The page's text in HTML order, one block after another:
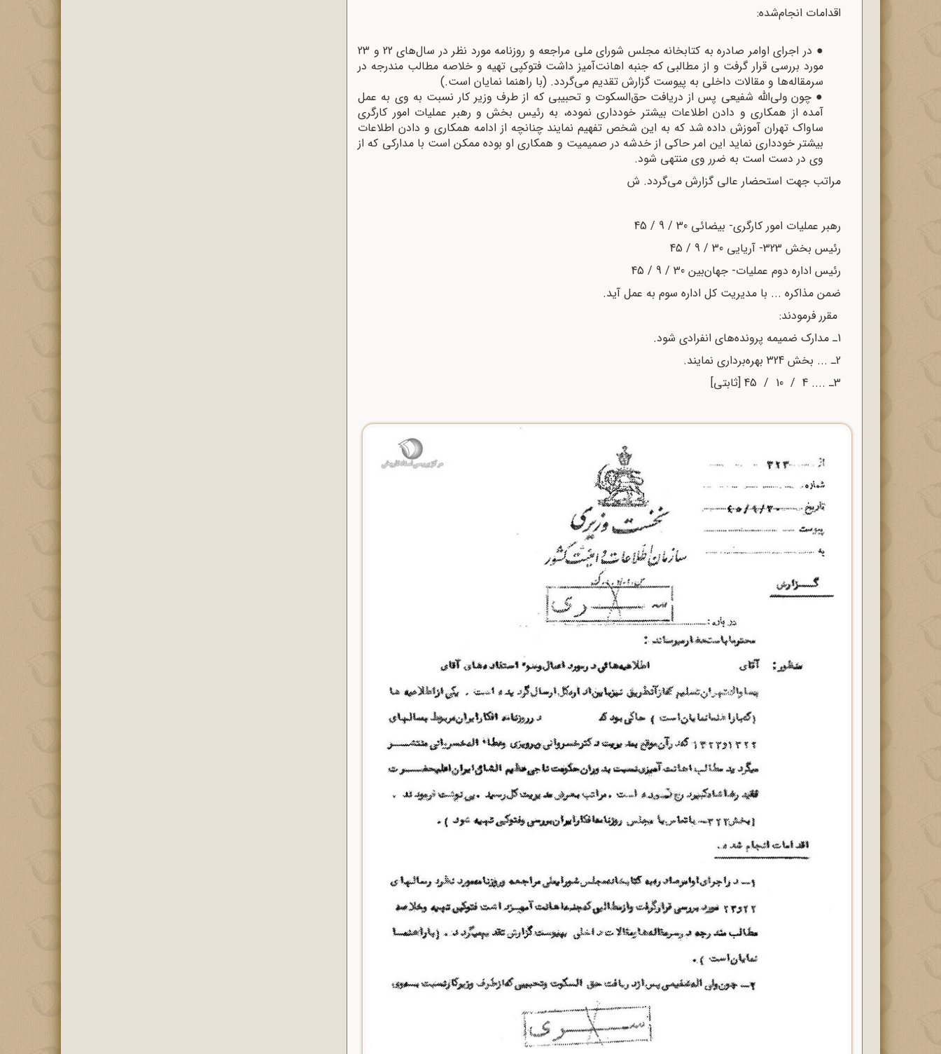
اقدامات انجام‌شده:
●
در اجرای اوامر صادره به کتابخانه مجلس شورای ملی مراجعه و روزنامه مورد نظر در سال‌های 22 و 23
مورد بررسی قرار گرفت و از مطالبی که جنبه اهانت‌آمیز داشت فتوکپی تهیه و خلاصه مطالب مندرجه در
سرمقاله‌ها و مقالات داخلی به پیوست گزارش تقدیم می‌گردد. (با راهنما نمایان است.)
●چون ولی‌الله شفیعی پس از دریافت حق‌السکوت و تحبیبی که از طرف وزیر کار نسبت به وی به عمل
آمده از همکاری و دادن اطلاعات بیشتر خودداری نموده، به رئیس بخش و رهبر عملیات امور کارگری
ساواک تهران آموزش داده شد که به این شخص تفهیم نمایند چنانچه از ادامه همکاری و دادن اطلاعات
بیشتر خودداری نماید این امر حاکی از خدشه در صمیمیت و همکاری او بوده ممکن است با مدارکی که از
وی در دست است به ضرر وی منتهی شود.
مراتب جهت استحضار عالی گزارش می‌گردد. ش
رهبر عملیات امور کارگری- بیضائی 30 / 9 / 45
رئیس بخش 323- آریایی 30 / 9 / 45
رئیس اداره دوم عملیات- جهان‌بین 30 / 9 / 45
ضمن مذاکره ... با مدیریت کل اداره سوم به عمل آید.
مقرر فرمودند:
1ـ مدارک ضمیمه پرونده‌های انفرادی شود.
2ـ ... بخش 324 بهره‌برداری نمایند.
3ـ .... 4 / 10 / 45 [ثابتی]